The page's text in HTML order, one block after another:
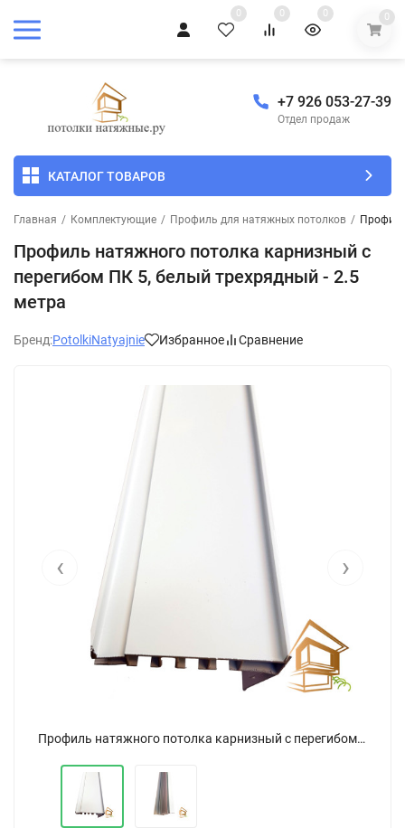
0 0 0 0
+7 926 053-27-39
Отдел продаж
КАТАЛОГ ТОВАРОВ
Главная / Комплектующие / Профиль для натяжных потолков /
Профиль натяжного потолка карнизный с
перегибом ПК 5, белый трехрядный - 2.5
метра
Бренд:PotolkiNatyajnie Избранное Сравнение
Профиль натяжного потолка карнизный с перегибом ПК 5 2.5 м белый трехрядный
‹ ›